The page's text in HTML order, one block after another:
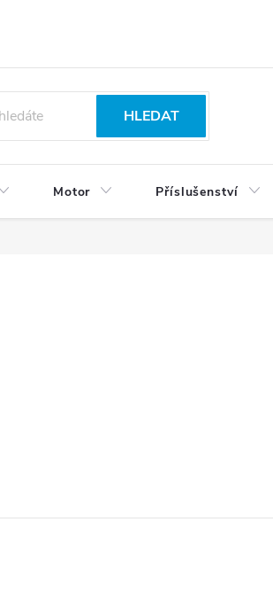
HLEDAT
Motor Příslušenství